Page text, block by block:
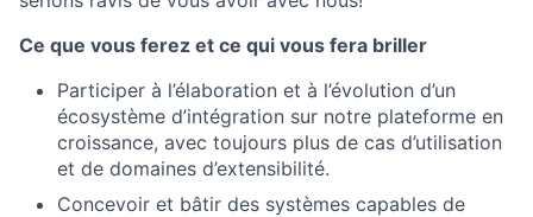
Ce que vous ferez et ce qui vous fera briller
Participer à l’élaboration et à l’évolution d’un
écosystème d’intégration sur notre plateforme en
croissance, avec toujours plus de cas d’utilisation
et de domaines d’extensibilité.
Concevoir et bâtir des systèmes capables de